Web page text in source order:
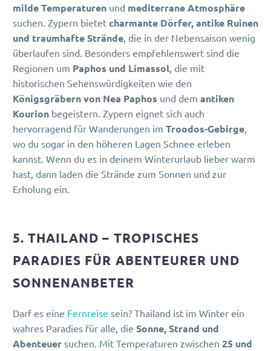
milde Temperaturen und mediterrane Atmosphäre
suchen. Zypern bietet charmante Dörfer, antike Ruinen
und traumhafte Strände , die in der Nebensaison wenig
überlaufen sind. Besonders empfehlenswert sind die
Regionen um Paphos und Limassol , die mit
historischen Sehenswürdigkeiten wie den
Königsgräbern von Nea Paphos und dem antiken
Kourion begeistern. Zypern eignet sich auch
hervorragend für Wanderungen im Troodos-Gebirge
wo du sogar in den höheren Lagen Schnee erleben
kannst. Wenn du es in deinem Winterurlaub lieber warm
hast, dann laden die Strände zum Sonnen und zur
Erholung ein.
5.THAILAND – TROPISCHES
PARADIES FÜR ABENTEURER UND
SONNENANBETER
Darf es eine Fernreise sein? Thailand ist im Winter ein
wahres Paradies für alle, die Sonne, Strand und
Abenteuer suchen. Mit Temperaturen zwischen 25 und